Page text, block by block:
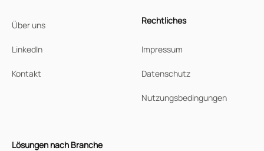
Über uns
LinkedIn
Kontakt
Rechtliches
Impressum
Datenschutz
Nutzungsbedingungen
Lösungen nach Branche